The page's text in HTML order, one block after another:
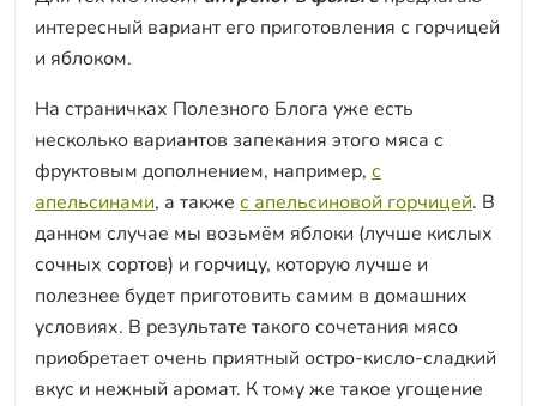
интересный вариант его приготовления с горчицей
и яблоком.
На страничках Полезного Блога уже есть
несколько вариантов запекания этого мяса с
фруктовым дополнением, например, с
апельсинами, а также с апельсиновой горчицей. В
данном случае мы возьмём яблоки (лучше кислых
сочных сортов) и горчицу, которую лучше и
полезнее будет приготовить самим в домашних
условиях. В результате такого сочетания мясо
приобретает очень приятный остро-кисло-сладкий
вкус и нежный аромат. К тому же такое угощение